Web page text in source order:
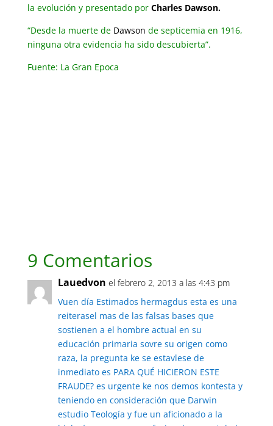
la evolución y presentado por Charles Dawson.
“Desde la muerte de Dawson de septicemia en 1916,
ninguna otra evidencia ha sido descubierta”.
Fuente: La Gran Epoca
9 Comentarios
Lauedvon el febrero 2, 2013 a las 4:43 pm
Vuen día Estimados hermagdus esta es una
reiterasel mas de las falsas bases que
sostienen a el hombre actual en su
educación primaria sovre su origen como
raza, la pregunta ke se estavlese de
inmediato es PARA QUÉ HICIERON ESTE
FRAUDE? es urgente ke nos demos kontesta y
teniendo en consideración que Darwin
estudio Teología y fue un aficionado a la